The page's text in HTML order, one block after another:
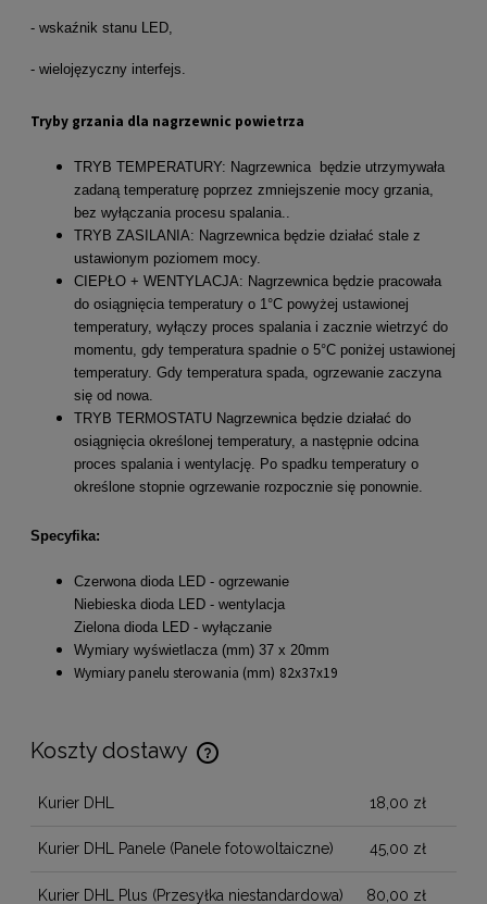
- wskaźnik stanu LED,
- wielojęzyczny interfejs.
Tryby grzania dla nagrzewnic powietrza
TRYB TEMPERATURY: Nagrzewnica będzie utrzymywała
zadaną temperaturę poprzez zmniejszenie mocy grzania,
bez wyłączania procesu spalania..
TRYB ZASILANIA: Nagrzewnica będzie działać stale z
ustawionym poziomem mocy.
CIEPŁO + WENTYLACJA: Nagrzewnica będzie pracowała
do osiągnięcia temperatury o 1°C powyżej ustawionej
temperatury, wyłączy proces spalania i zacznie wietrzyć do
momentu, gdy temperatura spadnie o 5°C poniżej ustawionej
temperatury. Gdy temperatura spada, ogrzewanie zaczyna
się od nowa.
TRYB TERMOSTATU Nagrzewnica będzie działać do
osiągnięcia określonej temperatury, a następnie odcina
proces spalania i wentylację. Po spadku temperatury o
określone stopnie ogrzewanie rozpocznie się ponownie.
Specyfika:
Czerwona dioda LED - ogrzewanie
Niebieska dioda LED - wentylacja
Zielona dioda LED - wyłączanie
Wymiary wyświetlacza (mm) 37 x 20mm
Wymiary panelu sterowania (mm) 82x37x19
Koszty dostawy
Cena nie zawiera ewentualnych kosztów płatności
Kurier DHL 18,00 zł
Kurier DHL Panele (Panele fotowoltaiczne) 45,00 zł
Kurier DHL Plus (Przesyłka niestandardowa) 80,00 zł